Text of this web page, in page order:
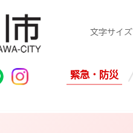
Facebook
市公式YouTube
桜川市公式LINE
Instagram
文字サイズ
緊急・防災